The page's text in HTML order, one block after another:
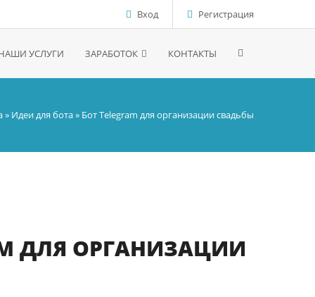
Вход Регистрация
УСЛУГИ ЗАРАБОТОК КОНТАКТЫ
» Идеи для бота» Бот Telegram для организации свадьбы
ДЛЯ ОРГАНИЗАЦИИ